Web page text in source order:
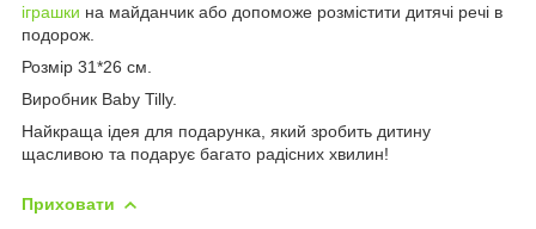
іграшки на майданчик або допоможе розмістити дитячі речі в
подорож.
Розмір 31*26 см.
Виробник Baby Tilly.
Найкраща ідея для подарунка, який зробить дитину
щасливою та подарує багато радісних хвилин!
Приховати